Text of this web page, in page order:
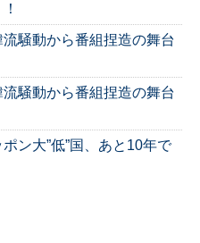
騒動から番組捏造の舞台
騒動から番組捏造の舞台
ン大”低”国、あと10年で